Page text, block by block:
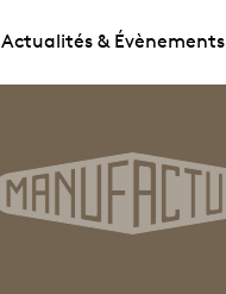
Actualités & Évènements